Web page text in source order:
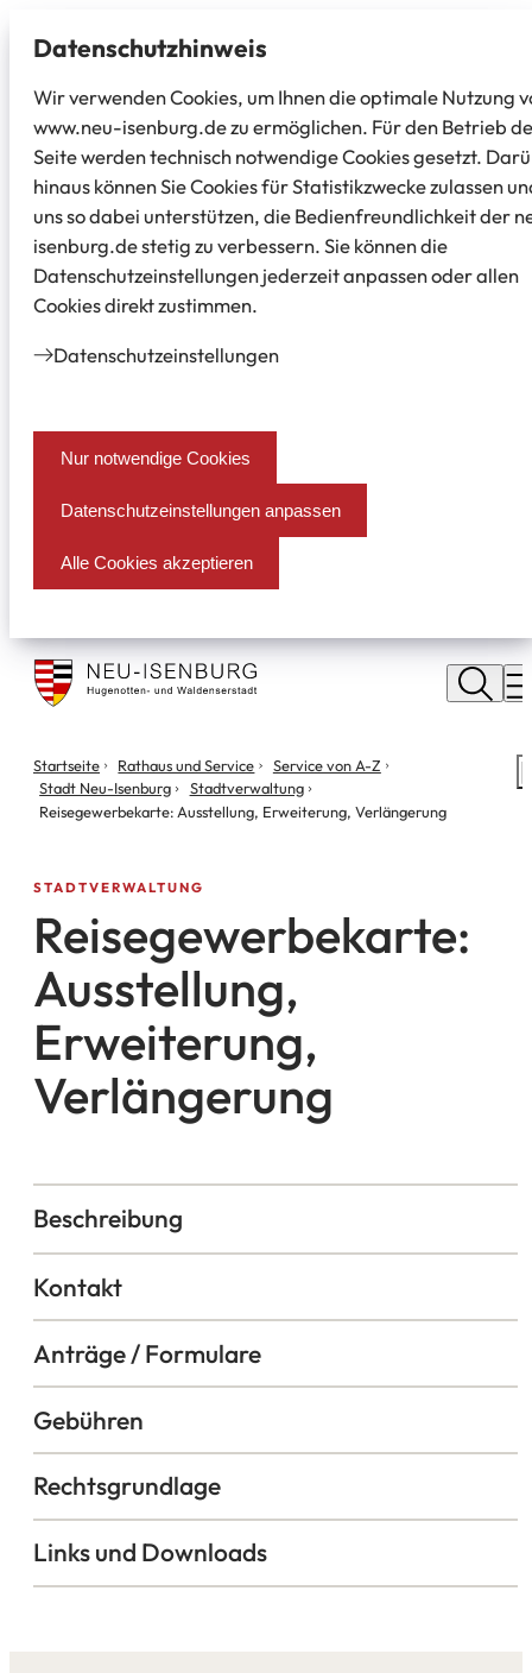
Datenschutz­hinweis
Wir verwenden Cookies, um Ihnen die optimale Nutzung
www.neu-isenburg.de zu ermöglichen. Für den Betrieb
Seite werden technisch notwendige Cookies gesetzt.
hinaus können Sie Cookies für Statistikzwecke zulassen
uns so dabei unterstützen, die Bedienfreundlichkeit der
isenburg.de stetig zu verbessern. Sie können die
Datenschutzeinstellungen jederzeit anpassen oder allen
Cookies direkt zustimmen.
Datenschutz­einstellungen
Nur notwendige Cookies
Datenschutzeinstellungen anpassen
Alle Cookies akzeptieren
Stadt
Neu
Isenburg
Sie
befinden
sich
Startseite Rathaus und Service
Service von A-Z
Stadt Neu-Isenburg
Stadtverwaltung
Reisegewerbekarte: Ausstellung, Erweiterung, Verlängerung
STADTVERWALTUNG
Reisegewerbekarte:
Ausstellung,
Erweiterung,
Verlängerung
Beschreibung
Kontakt
Anträge / Formulare
Gebühren
Rechtsgrundlage
Links und Downloads